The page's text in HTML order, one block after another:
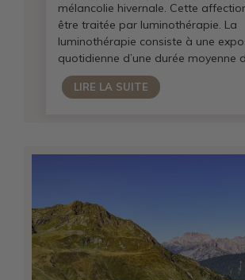
mélancolie hivernale. Cette
être traitée par luminothérapie. La
luminothérapie consiste à une
quotidienne d’une durée moyenne
LIRE LA SUITE